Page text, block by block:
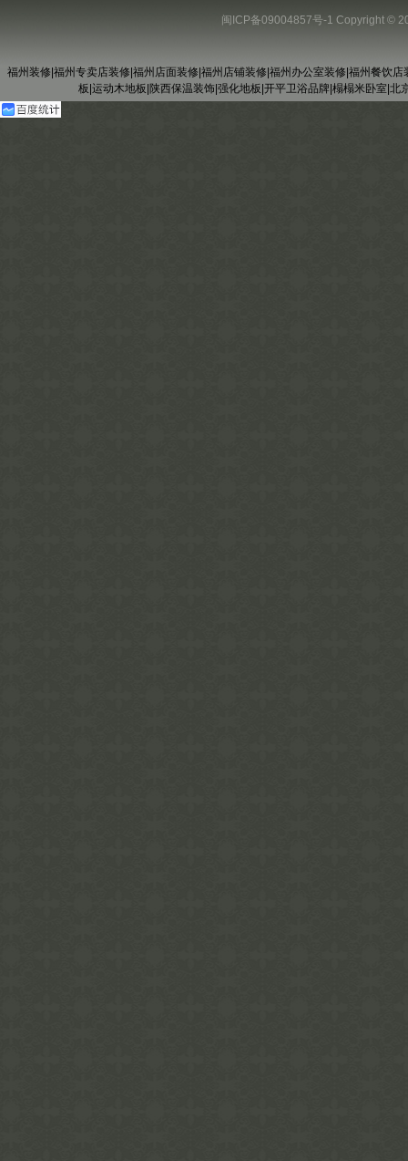
闽ICP备09004857号-1 Copyright ©
福州装修 福州专卖店装修 福州店面装修 福州店铺装修 福州办公室装修 福州餐饮店
板 运动木地板 陕西保温装饰| 强化地板 开平卫浴品牌| 榻榻米卧室| 北